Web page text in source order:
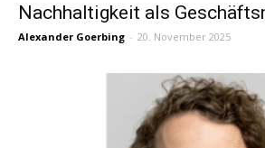
Nachhaltigkeit als
Alexander Goerbing - 20. November 2025